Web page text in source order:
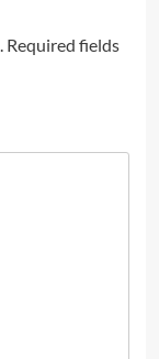
Required fields